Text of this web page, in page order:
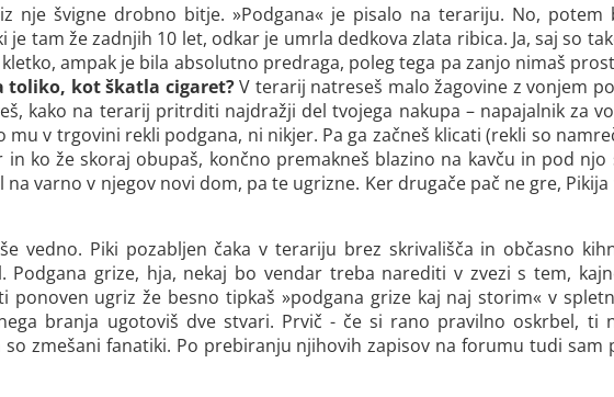
nje švigne drobno bitje. »Podgana« je pisalo na terariju. No, potem
je tam že zadnjih 10 let, odkar je umrla dedkova zlata ribica. Ja, saj so
ampak je bila absolutno predraga, poleg tega pa zanjo nimaš
toliko, kot škatla cigaret?V terarij natreseš malo žagovine z vonjem
kako na terarij pritrditi najdražji del tvojega nakupa – napajalnik za
v trgovini rekli podgana, ni nikjer. Pa ga začneš klicati (rekli so
in ko že skoraj obupaš, končno premakneš blazino na kavču in pod
na varno v njegov novi dom, pa te ugrizne. Ker drugače pač ne gre,
vedno. Piki pozabljen čaka v terariju brez skrivališča in občasno
Podgana grize, hja, nekaj bo vendar treba narediti v zvezi s tem,
ugriz že besno tipkaš »podgana grize kaj naj storim« v
branja ugotoviš dve stvari. Prvič - če si rano pravilno oskrbel, ti
zmešani fanatiki. Po prebiranju njihovih zapisov na forumu tudi sam